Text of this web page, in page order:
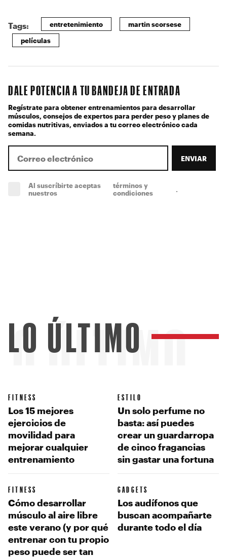
Tags: entretenimiento martin scorsese
películas
DALE POTENCIA A TU BANDEJA DE ENTRADA
Regístrate para obtener entrenamientos para desarrollar
músculos, consejos de expertos para perder peso y planes de
comidas nutritivas, enviados a tu correo electrónico cada
semana.
ENVIAR
Al suscríbirte aceptas
nuestros
términos y
condiciones
ÚLTIMO
LO ÚLTIMO
FITNESS
Los 15 mejores
ejercicios de
movilidad para
mejorar cualquier
entrenamiento
ESTILO
Un solo perfume no
basta: así puedes
crear un guardarropa
de cinco fragancias
sin gastar una fortuna
FITNESS
Cómo desarrollar
músculo al aire libre
este verano (y por qué
entrenar con tu propio
peso puede ser tan
GADGETS
Los audífonos que
buscan acompañarte
durante todo el día